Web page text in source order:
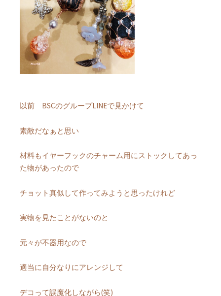
以前 BSCのグループLINEで見かけて
素敵だなぁと思い
材料もイヤーフックのチャーム用にストックしてあっ
た物があったので
チョット真似して作ってみようと思ったけれど
実物を見たことがないのと
元々が不器用なので
適当に自分なりにアレンジして
デコって誤魔化しながら(笑)